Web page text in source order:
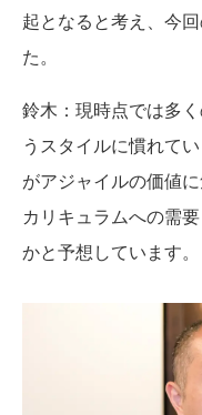
起となると考え、今
た。
鈴木 ：現時点では多
うスタイルに慣れて
がアジャイルの価値
カリキュラムへの需
かと予想しています。